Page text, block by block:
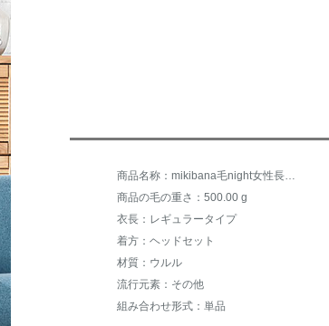
商品名称：mikibana毛night女性長袖タトハーフタールネット刺繍セットヘッドラインナ2019秋新品D 93黒L
商品の毛の重さ：500.00 g
衣長：レギュラータイプ
着方：ヘッドセット
材質：ウルル
流行元素：その他
組み合わせ形式：単品